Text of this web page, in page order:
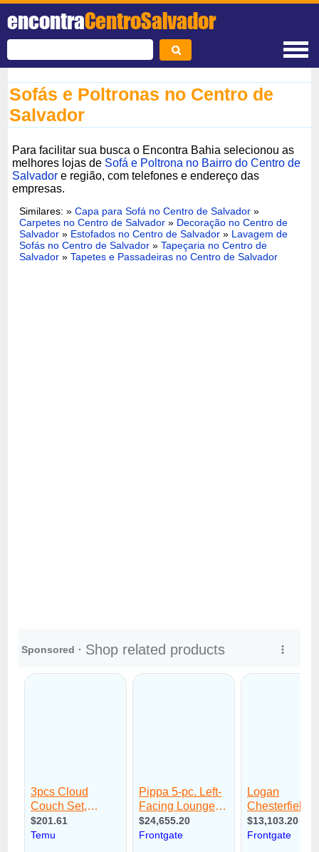
encontraCentroSalvador
Sofás e Poltronas no Centro de
Salvador
Para facilitar sua busca o Encontra Bahia selecionou as
melhores lojas de Sofá e Poltrona no Bairro do Centro de
Salvador e região, com telefones e endereço das
empresas.
Similares: »Capa para Sofá no Centro de Salvador »
Carpetes no Centro de Salvador » Decoração no Centro de
Salvador » Estofados no Centro de Salvador » Lavagem de
Sofás no Centro de Salvador »Tapeçaria no Centro de
Salvador »Tapetes e Passadeiras no Centro de Salvador